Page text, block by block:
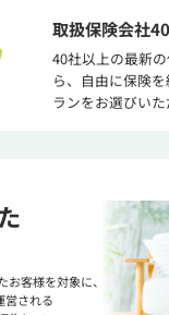
取扱保険会社
40社以上の最新
ら、自由に保険
ランをお選びいた
客様を対象に、
営される